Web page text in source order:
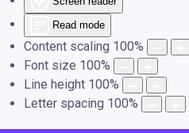
Read mode
Content scaling 100%
Font size 100%
Line height 100%
Letter spacing 100%